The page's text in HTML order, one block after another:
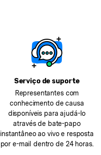
Serviço de suporte
Representantes com
conhecimento de causa
disponíveis para ajudá-lo
através de bate-papo
instantâneo ao vivo e resposta
por e-mail dentro de 24 horas.